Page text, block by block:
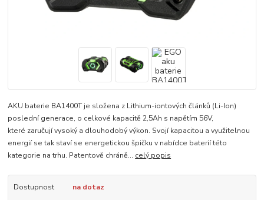
AKU baterie BA1400T je složena z Lithium-iontových článků (Li-Ion)
poslední generace, o celkové kapacitě 2,5Ah s napětím 56V,
které zaručují vysoký a dlouhodobý výkon. Svojí kapacitou a využitelnou
energií se tak staví se energetickou špičku v nabídce baterií této
kategorie na trhu. Patentově chráně... celý popis
Dostupnost na dotaz